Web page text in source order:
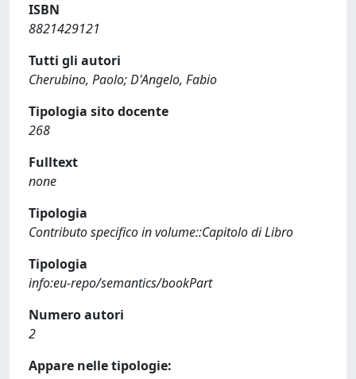
ISBN
8821429121
Tutti gli autori
Cherubino, Paolo; D'Angelo, Fabio
Tipologia sito docente
268
Fulltext
none
Tipologia
Contributo specifico in volume::Capitolo di Libro
Tipologia
info:eu-repo/semantics/bookPart
Numero autori
2
Appare nelle tipologie: